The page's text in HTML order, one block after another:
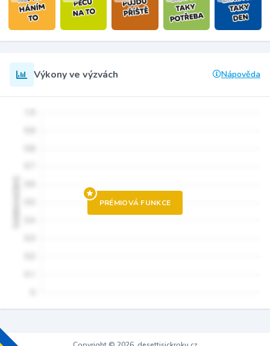
Výkony ve výzvách Nápověda
PRÉMIOVÁ FUNKCE